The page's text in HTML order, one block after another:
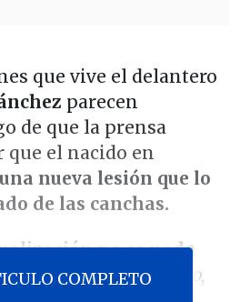
que vive el delantero
parecen
de que la prensa
el nacido en
nueva lesión que lo
de las canchas.
no es nada
Messaggero Veneto,
COMPLETO